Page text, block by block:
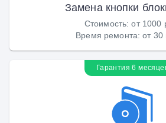
Замена кнопки
Стоимость:от 1000
Время ремонта:от 30
Гарантия 6